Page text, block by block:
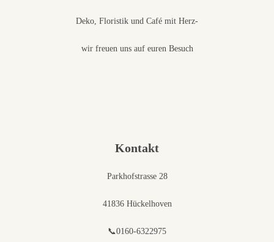
Deko, Floristik und Café mit Herz-
wir freuen uns auf euren Besuch
Kontakt
Parkhofstrasse 28
41836 Hückelhoven
📞0160-6322975